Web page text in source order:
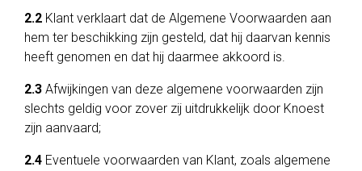
2.2 Klant verklaart dat de Algemene Voorwaarden aan
hem ter beschikking zijn gesteld, dat hij daarvan kennis
heeft genomen en dat hij daarmee akkoord is.
2.3 Afwijkingen van deze algemene voorwaarden zijn
slechts geldig voor zover zij uitdrukkelijk door Knoest
zijn aanvaard;
2.4 Eventuele voorwaarden van Klant, zoals algemene